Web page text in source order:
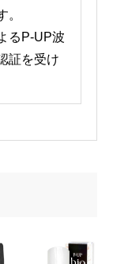
。
るP-UP波
証を受け